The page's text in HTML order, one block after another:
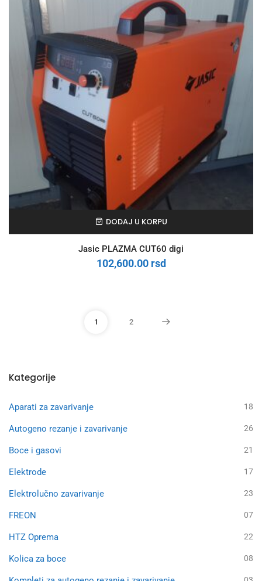
DODAJ U KORPU
Jasic PLAZMA CUT60 digi
102,600.00 rsd
1 2
Kategorije
Aparati za zavarivanje 18
Autogeno rezanje i zavarivanje 26
Boce i gasovi 21
Elektrode 17
Elektrolučno zavarivanje 23
FREON 07
HTZ Oprema 22
Kolica za boce 08